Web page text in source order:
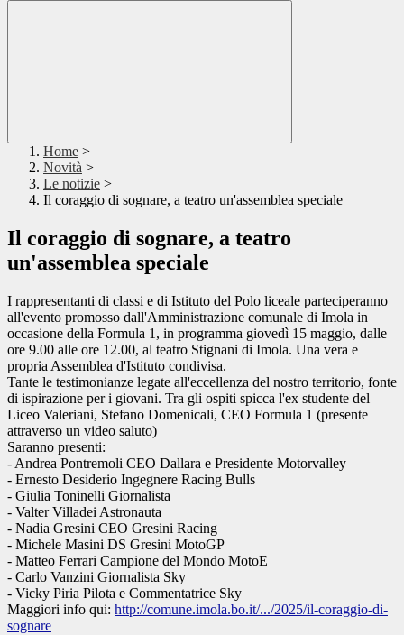
Home >
Novità >
Le notizie >
Il coraggio di sognare, a teatro un'assemblea speciale
Il coraggio di sognare, a teatro
un'assemblea speciale
I rappresentanti di classi e di Istituto del Polo liceale parteciperanno
all'evento promosso dall'Amministrazione comunale di Imola in
occasione della Formula 1, in programma giovedì 15 maggio, dalle
ore 9.00 alle ore 12.00, al teatro Stignani di Imola. Una vera e
propria Assemblea d'Istituto condivisa.
Tante le testimonianze legate all'eccellenza del nostro territorio, fonte
di ispirazione per i giovani. Tra gli ospiti spicca l'ex studente del
Liceo Valeriani, Stefano Domenicali, CEO Formula 1 (presente
attraverso un video saluto)
Saranno presenti:
- Andrea Pontremoli CEO Dallara e Presidente Motorvalley
- Ernesto Desiderio Ingegnere Racing Bulls
- Giulia Toninelli Giornalista
- Valter Villadei Astronauta
- Nadia Gresini CEO Gresini Racing
- Michele Masini DS Gresini MotoGP
- Matteo Ferrari Campione del Mondo MotoE
- Carlo Vanzini Giornalista Sky
- Vicky Piria Pilota e Commentatrice Sky
Maggiori info qui: http://comune.imola.bo.it/.../2025/il-coraggio-di-
sognare